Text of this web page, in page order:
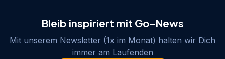
Bleib inspiriert mit Go-News
Mit unserem Newsletter (1x im Monat) halten wir Dich
immer am Laufenden